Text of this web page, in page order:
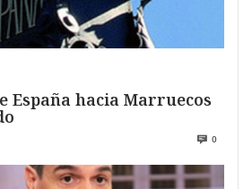
España hacia Marruecos
0